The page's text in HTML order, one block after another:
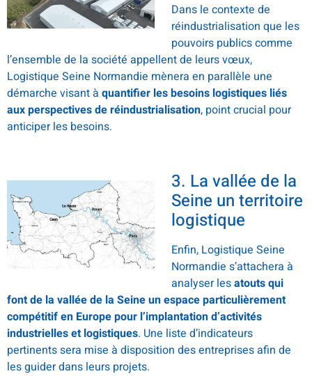
Dans le contexte de
réindustrialisation que les
pouvoirs publics comme
l’ensemble de la société appellent de leurs vœux,
Logistique Seine Normandie mènera en parallèle une
démarche visant à quantifier les besoins logistiques liés
aux perspectives de réindustrialisation, point crucial pour
anticiper les besoins.
3. La vallée de la
Seine un territoire
logistique
Enfin, Logistique Seine
Normandie s’attachera à
analyser lesatouts qui
font de la vallée de la Seine un espace particulièrement
compétitif en Europe pour l’implantation d’activités
industrielles et logistiques. Une liste d’indicateurs
pertinents sera mise à disposition des entreprises afin de
les guider dans leurs projets.